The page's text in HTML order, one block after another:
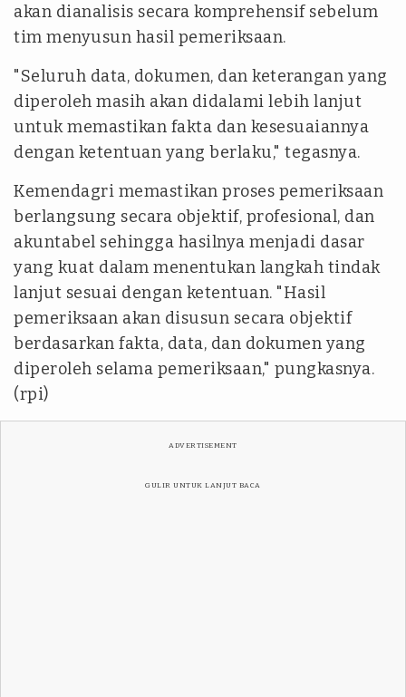
akan dianalisis secara komprehensif sebelum
tim menyusun hasil pemeriksaan.
"Seluruh data, dokumen, dan keterangan yang
diperoleh masih akan didalami lebih lanjut
untuk memastikan fakta dan kesesuaiannya
dengan ketentuan yang berlaku," tegasnya.
Kemendagri memastikan proses pemeriksaan
berlangsung secara objektif, profesional, dan
akuntabel sehingga hasilnya menjadi dasar
yang kuat dalam menentukan langkah tindak
lanjut sesuai dengan ketentuan. "Hasil
pemeriksaan akan disusun secara objektif
berdasarkan fakta, data, dan dokumen yang
diperoleh selama pemeriksaan," pungkasnya.
(rpi)
ADVERTISEMENT
GULIR UNTUK LANJUT BACA